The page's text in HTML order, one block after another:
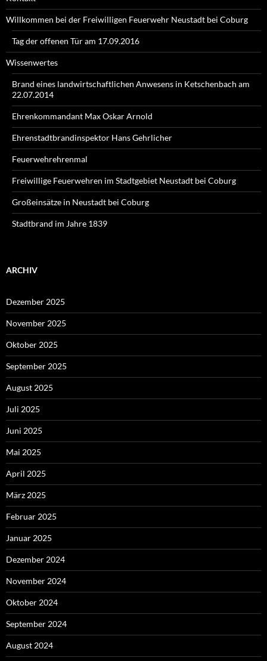
Willkommen bei der Freiwilligen Feuerwehr Neustadt bei Coburg
Tag der offenen Tür am 17.09.2016
Wissenwertes
Brand eines landwirtschaftlichen Anwesens in Ketschenbach am
22.07.2014
Ehrenkommandant Max Oskar Arnold
Ehrenstadtbrandinspektor Hans Gehrlicher
Feuerwehrehrenmal
Freiwillige Feuerwehren im Stadtgebiet Neustadt bei Coburg
Großeinsätze in Neustadt bei Coburg
Stadtbrand im Jahre 1839
ARCHIV
Dezember 2025
November 2025
Oktober 2025
September 2025
August 2025
Juli 2025
Juni 2025
Mai 2025
April 2025
März 2025
Februar 2025
Januar 2025
Dezember 2024
November 2024
Oktober 2024
September 2024
August 2024